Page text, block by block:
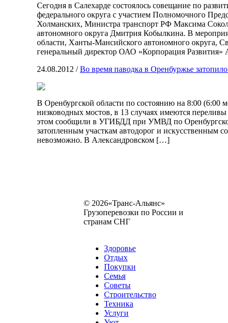
Сегодня в Салехарде состоялось совещание по
федерального округа с участием Полномочного
Холманских, Министра транспорт РФ Максима
автономного округа Дмитрия Кобылкина. В
области, Ханты-Мансийского автономного округа,
генеральный директор ОАО «Корпорация
24.08.2012 /Во время паводка в Оренбуржье
В Оренбургской области по состоянию на 8:00 (6:00
низководных мостов, в 13 случаях имеются
этом сообщили в УГИБДД при УМВД по
затопленным участкам автодорог и искусственным
невозможно. В Александровском […]
© 2026«Транс-Альянс»
Грузоперевозки по России и
странам СНГ
Здоровье
Отдых
Покупки
Семья
Советы
Строительство
Техника
Услуги